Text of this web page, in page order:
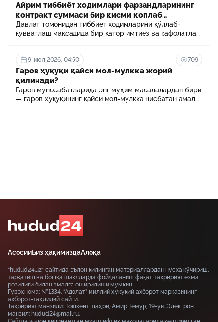
Айрим тиббиёт ходимлари фарзандларининг
контракт суммаси бир қисми қоплаб
берилади
Давлат томонидан тиббиёт ходимларини қўллаб-
қувватлаш мақсадида бир қатор имтиёз ва кафолатлар
муассасасида ўқиш учун тўланадиган контракт
маблағининг бир қисмини қоплаб бериш тартибидир
9-июл 2026, 04:50 709
Гаров ҳуқуқи қайси мол-мулкка жорий
қилинади?
Гаров муносабатларида энг муҳим масалалардан бири
— гаров ҳуқуқининг қайси мол-мулкка нисбатан амал
АсосийБиз ҳақимиздаАлоқа
“hudud24.uz” сайтида эълон қилинган материаллардан нусха кўчириш,
тарқатиш ва бошқа шаклларда фойдаланиш фақат таҳририят ёзма
розилиги билан амалга оширилиши мумкин.
Гувоҳнома: №1334. “Адолат” миллий ҳуқуқий ахборот марказининг
ахборот-таҳлилий сайти.
Таҳририят манзили: Тошкент шаҳри, Амир Темур, 19-уй. Электрон
манзил: hudud24@mail.ru.